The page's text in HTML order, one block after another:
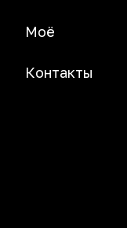
Моё
Контакты